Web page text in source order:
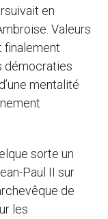
en
Valeurs
finalement
démocraties
mentalité
sorte un
Paul II sur
de
les